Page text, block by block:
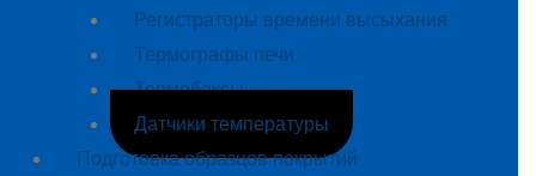
Регистраторы времени высыхания
Термографы печи
Термобоксы
Датчики температуры
Подготовка образцов покрытий